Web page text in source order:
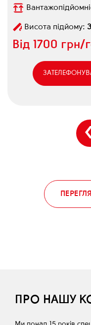
Висота підйому:
Від 1700 грн/
ПРО НАШУ